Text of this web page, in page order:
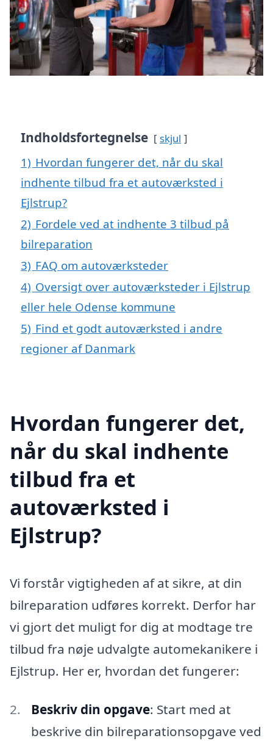
Indholdsfortegnelse skjul
1) Hvordan fungerer det, når du skal
indhente tilbud fra et autoværksted i
Ejlstrup?
2) Fordele ved at indhente 3 tilbud på
bilreparation
3) FAQ om autoværksteder
4) Oversigt over autoværksteder i Ejlstrup
eller hele Odense kommune
5) Find et godt autoværksted i andre
regioner af Danmark
Hvordan fungerer det,
når du skal indhente
tilbud fra et
autoværksted i
Ejlstrup?
Vi forstår vigtigheden af at sikre, at din
bilreparation udføres korrekt. Derfor har
vi gjort det muligt for dig at modtage tre
tilbud fra nøje udvalgte automekanikere i
Ejlstrup. Her er, hvordan det fungerer:
Beskriv din opgave: Start med at
beskrive din bilreparationsopgave ved